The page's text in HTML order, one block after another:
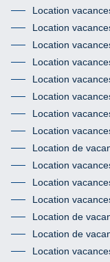
Location
Location
Location
Location
Location
Location
Location
Location
Location de
Location
Location
Location
Location de
Location de
Location